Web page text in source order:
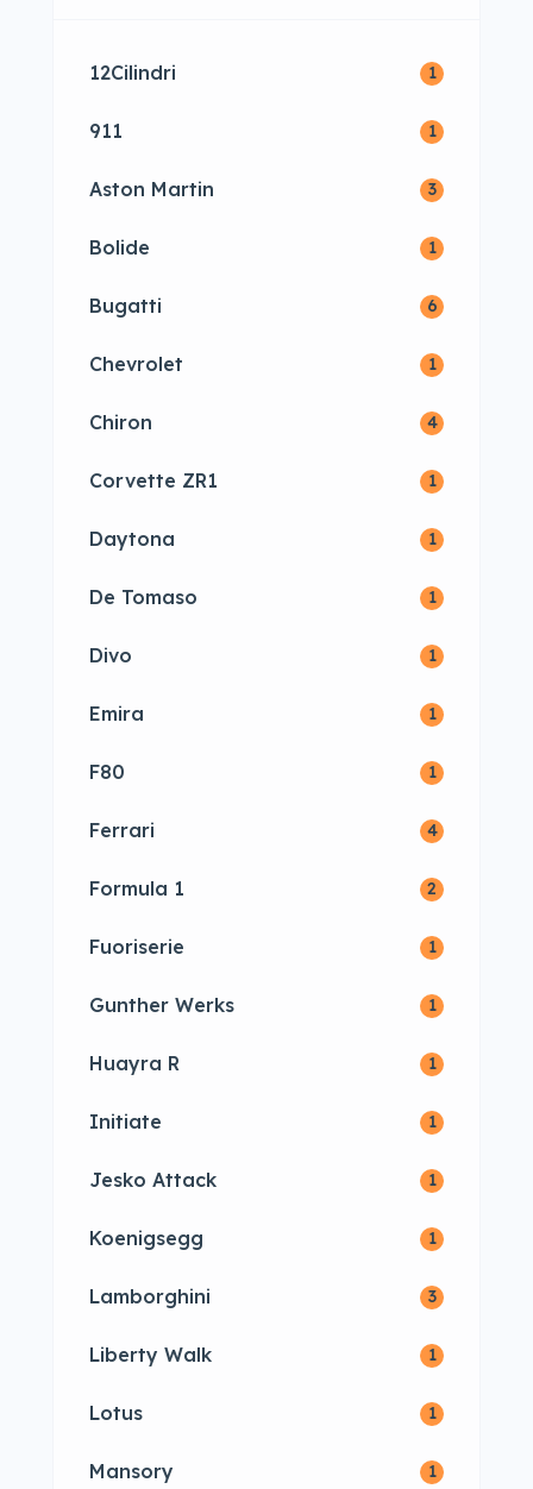
12Cilindri 1
911 1
Aston Martin 3
Bolide 1
Bugatti 6
Chevrolet 1
Chiron 4
Corvette ZR1 1
Daytona 1
De Tomaso 1
Divo 1
Emira 1
F80 1
Ferrari 4
Formula 1 2
Fuoriserie 1
Gunther Werks 1
Huayra R 1
Initiate 1
Jesko Attack 1
Koenigsegg 1
Lamborghini 3
Liberty Walk 1
Lotus 1
Mansory 1